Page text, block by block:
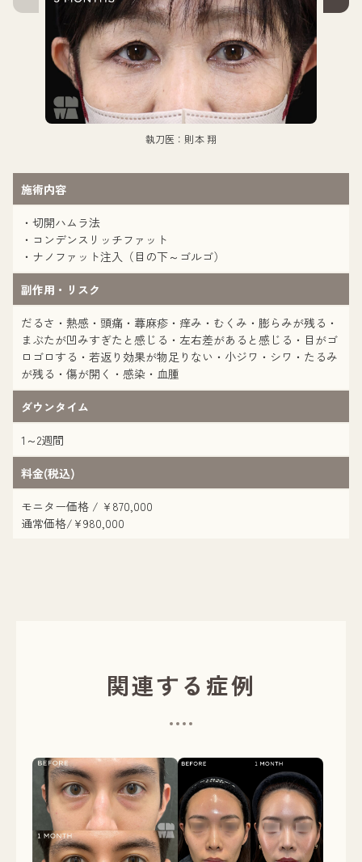
執刀医：則本 翔
施術内容
・切開ハムラ法
・コンデンスリッチファット
・ナノファット注入（目の下～ゴルゴ）
副作用・リスク
だるさ・熱感・頭痛・蕁麻疹・痒み・むくみ・膨らみが残る・
まぶたが凹みすぎたと感じる・左右差があると感じる・目がゴ
ロゴロする・若返り効果が物足りない・小ジワ・シワ・たるみ
が残る・傷が開く・感染・血腫
ダウンタイム
1～2週間
料金(税込)
モニター価格 / ¥870,000
通常価格/¥980,000
関連する症例